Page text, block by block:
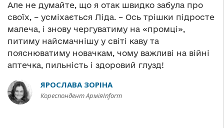
Але не думайте, що я отак швидко забула про
своїх, – усміхається Ліда. – Ось трішки підросте
малеча, і знову чергуватиму на «промці»,
питиму найсмачнішу у світі каву та
пояснюватиму новачкам, чому важливі на війні
аптечка, пильність і здоровий глузд!
ЯРОСЛАВА ЗОРІНА
Кореспондент АрміяInform